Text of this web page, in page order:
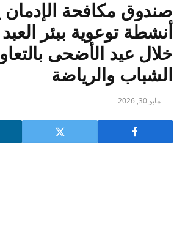
صندوق مكافحة الإدمان
أنشطة توعوية ببئر
خلال عيد الأضحى
الشباب والرياضة
مايو 30, 2026